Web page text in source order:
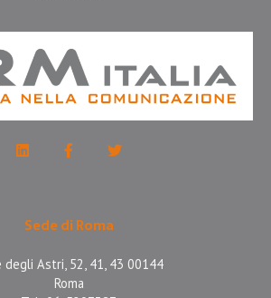
Sede di Roma
degli Astri, 52, 41, 43 00144
Roma